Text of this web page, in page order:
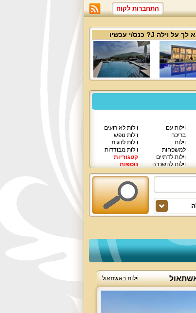
התחברות לקוח
לך על וילה J ? כנס/י עכשיו
וילות עם
בריכה
וילות
למשפחות
וילות לדתיים
וילות להשכרה
וילות יוקרתיות
וילות לאירועים
וילות נופש
וילות לזוגות
וילות מבודדות
קטגוריות
נוספות
וילות באשתאול